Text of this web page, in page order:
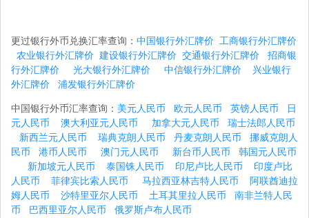
更过银行外币兑换汇率查询： 中国银行外汇牌价 工商银行外汇牌价
农业银行外汇牌价 建设银行外汇牌价 交通银行外汇牌价
招商银
行外汇牌价
光大银行外汇牌价 中信银行外汇牌价
兴业银行
外汇牌价
浦发银行外汇牌价
中国银行外币汇率查询： 美元人民币 欧元人民币 英镑人民币
日
元人民币
澳大利亚元人民币 加拿大元人民币
瑞士法郎人民币
新西兰元人民币
瑞典克朗人民币 丹麦克朗人民币
挪威克朗人
民币
港币人民币 澳门元人民币 新台币人民币
韩国元人民币
新加坡元人民币
泰国铢人民币 印尼卢比人民币
印度卢比
人民币
菲律宾比索人民币 马拉西亚林吉特人民币
阿联酋迪拉
姆人民币
沙特里亚尔人民币 土耳其里拉人民币
南非兰特人民
币
巴西里亚尔人民币 俄罗斯卢布人民币